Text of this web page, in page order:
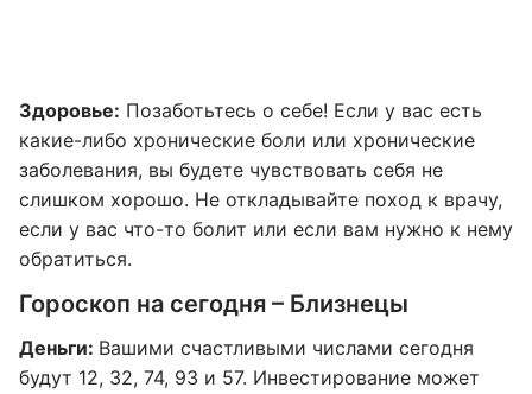
Здоровье: Позаботьтесь о себе! Если у вас есть
какие-либо хронические боли или хронические
заболевания, вы будете чувствовать себя не
слишком хорошо. Не откладывайте поход к врачу,
если у вас что-то болит или если вам нужно к нему
обратиться.
Гороскоп на сегодня – Близнецы
Деньги: Вашими счастливыми числами сегодня
будут 12, 32, 74, 93 и 57. Инвестирование может